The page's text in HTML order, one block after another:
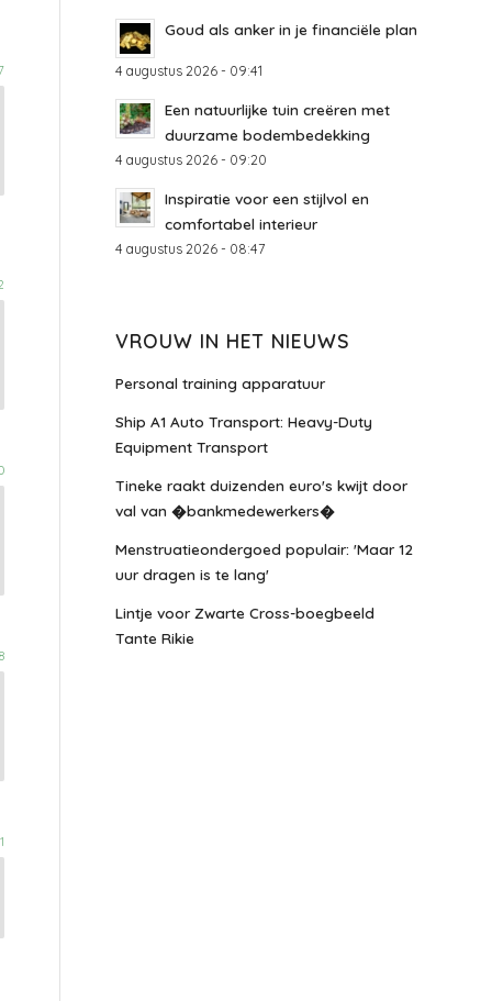
Goud als anker in je financiële plan
4 augustus 2026 - 09:41
Een natuurlijke tuin creëren met
duurzame bodembedekking
4 augustus 2026 - 09:20
Inspiratie voor een stijlvol en
comfortabel interieur
4 augustus 2026 - 08:47
VROUW IN HET NIEUWS
Personal training apparatuur
Ship A1 Auto Transport: Heavy-Duty
Equipment Transport
Tineke raakt duizenden euro's kwijt door
val van �bankmedewerkers�
Menstruatieondergoed populair: 'Maar 12
uur dragen is te lang'
Lintje voor Zwarte Cross-boegbeeld
Tante Rikie